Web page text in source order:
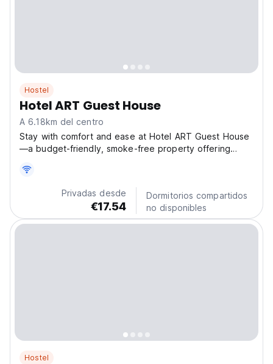
Hostel
Hotel ART Guest House
A 6.18km del centro
Stay with comfort and ease at Hotel ART Guest House
—a budget-friendly, smoke-free property offering
parking, and convenient services such as a 24-hour
front desk, laundry facilities, luggage storage,...
Privadas desde
€17.54
Dormitorios compartidos
no disponibles
Hostel